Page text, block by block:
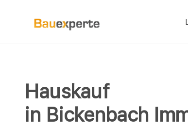
Hauskauf
in Bickenbach